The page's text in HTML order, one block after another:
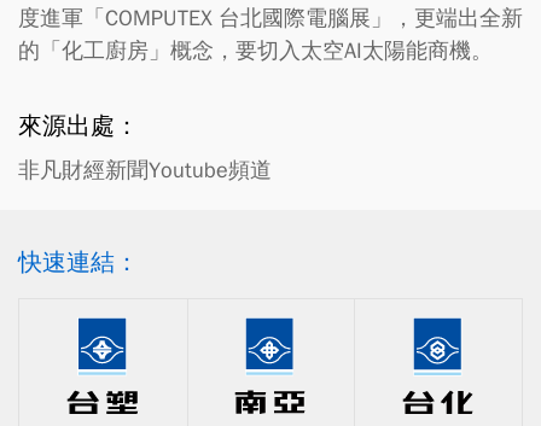
度進軍「COMPUTEX 台北國際電腦展」，更端出全新
的「化工廚房」概念，要切入太空AI太陽能商機。
來源出處：
非凡財經新聞Youtube頻道
快速連結：